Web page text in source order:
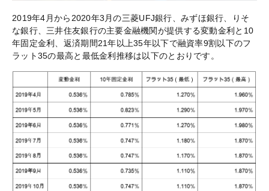
2019年4月から2020年3月の三菱UFJ銀行、みずほ銀行、りそ
な銀行、三井住友銀行の主要金融機関が提供する変動金利と10
年固定金利、返済期間21年以上35年以下で融資率9割以下のフ
ラット35の最高と最低金利推移は以下のとおりです。